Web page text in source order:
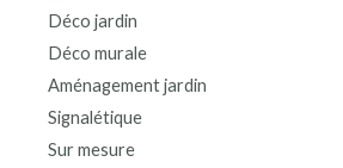
Déco jardin
Déco murale
Aménagement jardin
Signalétique
Sur mesure